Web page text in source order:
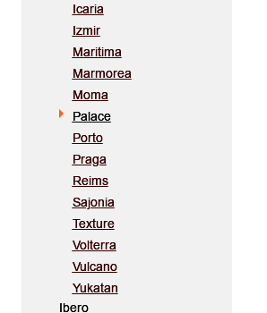
Icaria
Izmir
Maritima
Marmorea
Moma
Palace
Porto
Praga
Reims
Sajonia
Texture
Volterra
Vulcano
Yukatan
Ibero